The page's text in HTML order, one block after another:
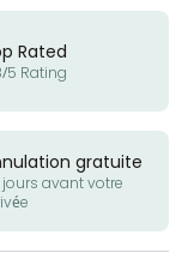
Rated
5 Rating
gratuite
avant votre